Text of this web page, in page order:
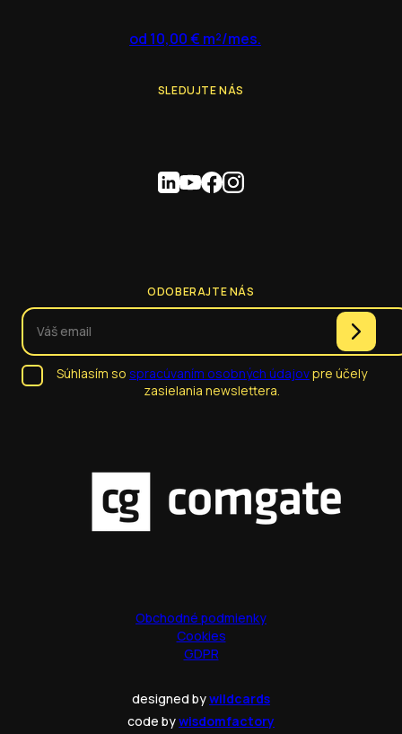
od 10,00 € m²/mes.
SLEDUJTE NÁS
ODOBERAJTE NÁS
Súhlasím so spracúvaním osobných údajovpre účely
zasielania newslettera.
Obchodné podmienky
Cookies
GDPR
designed bywildcards
code bywisdomfactory